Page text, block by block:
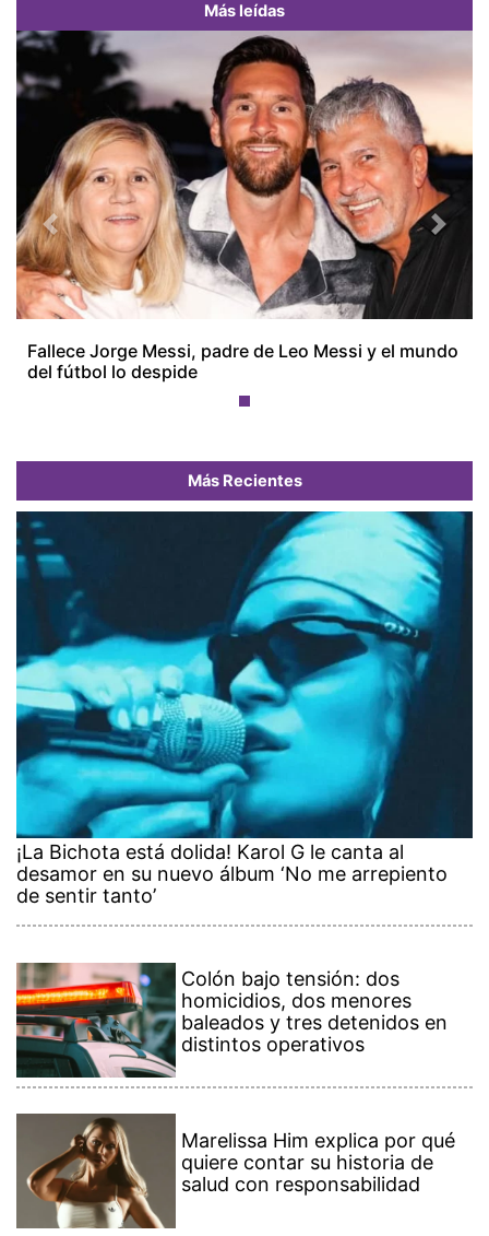
Más leídas
Fallece Jorge Messi, padre de Leo Messi y el mundo
del fútbol lo despide
Previous Next
Más Recientes
¡La Bichota está dolida! Karol G le canta al
desamor en su nuevo álbum ‘No me arrepiento
de sentir tanto’
Colón bajo tensión: dos
homicidios, dos menores
baleados y tres detenidos en
distintos operativos
Marelissa Him explica por qué
quiere contar su historia de
salud con responsabilidad